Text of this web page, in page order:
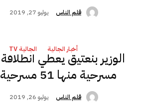
قلم الناس يوليو 27, 2019
أخبار الجالية الجالية TV
مسرحية منها 51 مسرحية بالأمازيغية
قلم الناس يوليو 26, 2019